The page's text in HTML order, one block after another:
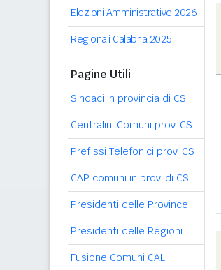
Elezioni Amministrative 2026
Regionali Calabria 2025
Pagine Utili
Sindaci in provincia di CS
Centralini Comuni prov. CS
Prefissi Telefonici prov. CS
CAP comuni in prov. di CS
Presidenti delle Province
Presidenti delle Regioni
Fusione Comuni CAL